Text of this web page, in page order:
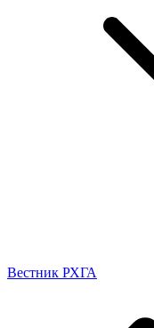
Вестник РХГА